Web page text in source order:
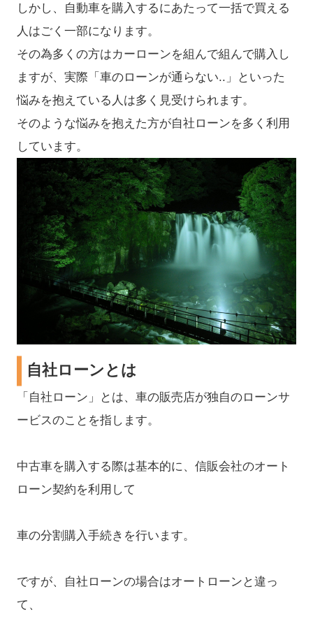
しかし、自動車を購入するにあたって一括で買える
人はごく一部になります。
その為多くの方はカーローンを組んで組んで購入し
ますが、実際「車のローンが通らない..」といった
悩みを抱えている人は多く見受けられます。
そのような悩みを抱えた方が自社ローンを多く利用
しています。
自社ローンとは
「自社ローン」とは、車の販売店が独自のローンサ
ービスのことを指します。
中古車を購入する際は基本的に、信販会社のオート
ローン契約を利用して
車の分割購入手続きを行います。
ですが、自社ローンの場合はオートローンと違っ
て、